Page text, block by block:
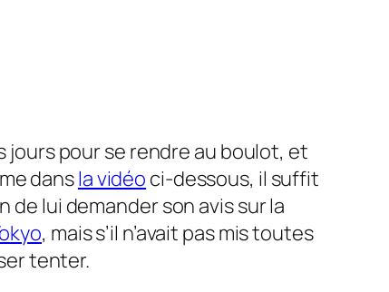
jours pour se rendre au boulot, et
dansla vidéo ci-dessous, il suffit
de lui demander son avis sur la
, mais s’il n’avait pas mis toutes
tenter.